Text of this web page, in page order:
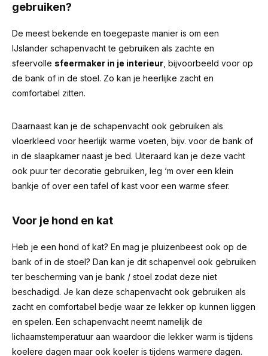
gebruiken?
De meest bekende en toegepaste manier is om een
IJslander schapenvacht te gebruiken als zachte en
sfeervolle sfeermaker in je interieur , bijvoorbeeld voor op
de bank of in de stoel. Zo kan je heerlijke zacht en
comfortabel zitten.
Daarnaast kan je de schapenvacht ook gebruiken als
vloerkleed voor heerlijk warme voeten, bijv. voor de bank of
in de slaapkamer naast je bed. Uiteraard kan je deze vacht
ook puur ter decoratie gebruiken, leg ‘m over een klein
bankje of over een tafel of kast voor een warme sfeer.
Voor je hond en kat
Heb je een hond of kat? En mag je pluizenbeest ook op de
bank of in de stoel? Dan kan je dit schapenvel ook gebruiken
ter bescherming van je bank / stoel zodat deze niet
beschadigd. Je kan deze schapenvacht ook gebruiken als
zacht en comfortabel bedje waar ze lekker op kunnen liggen
en spelen. Een schapenvacht neemt namelijk de
lichaamstemperatuur aan waardoor die lekker warm is tijdens
koelere dagen maar ook koeler is tijdens warmere dagen.